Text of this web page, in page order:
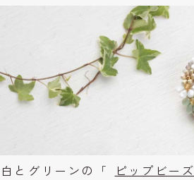
白とグリーンの「 ピップビーズ